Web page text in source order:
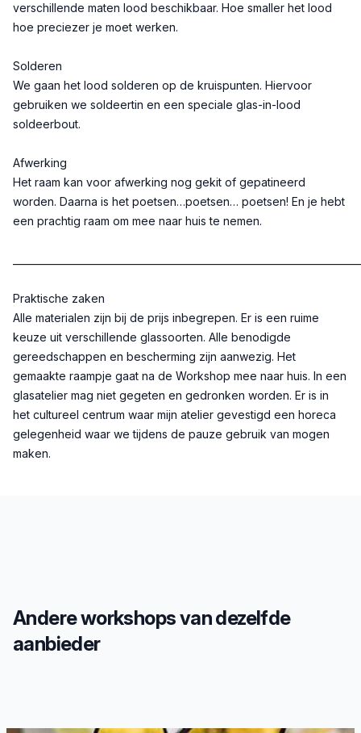
verschillende maten lood beschikbaar. Hoe smaller het lood
hoe preciezer je moet werken.
Solderen
We gaan het lood solderen op de kruispunten. Hiervoor
gebruiken we soldeertin en een speciale glas-in-lood
soldeerbout.
Afwerking
Het raam kan voor afwerking nog gekit of gepatineerd
worden. Daarna is het poetsen…poetsen… poetsen! En je hebt
een prachtig raam om mee naar huis te nemen.
Praktische zaken
Alle materialen zijn bij de prijs inbegrepen. Er is een ruime
keuze uit verschillende glassoorten. Alle benodigde
gereedschappen en bescherming zijn aanwezig. Het
gemaakte raampje gaat na de Workshop mee naar huis. In een
glasatelier mag niet gegeten en gedronken worden. Er is in
het cultureel centrum waar mijn atelier gevestigd een horeca
gelegenheid waar we tijdens de pauze gebruik van mogen
maken.
Andere workshops van dezelfde
aanbieder